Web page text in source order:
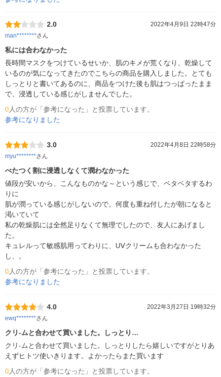
2.0
2022年4月9日 22時47分
man********さん
私には合わなかった
長時間マスクをつけているせいか、肌のキメが荒くなり、乾燥して
いるのが気になってきたのでこちらの商品を購入しました。とても
しっとりと書いてあるのに、商品をつけた後も肌はつっぱったまま
で、浸透している感じがしませんでした。
0人の方が「参考になった」と投票しています。
参考になりました
3.0
2022年4月8日 22時58分
myu********さん
べたつく割に浸透しなくて潤わなかった
値段が安いから、こんなものかな～という感じで、ベタベタするわ
りに
肌が潤っている感じがしないので。何度も重ね付したが朝になると
渇いていて
私の乾燥肌には全然足りなくて無理でしたので、友人にあげまし
た。
キュレルって敏感肌用ってわりに、UⅤクリームも合わなかった
し、。
0人の方が「参考になった」と投票しています。
参考になりました
4.0
2022年3月27日 19時32分
ewq********さん
クリ-ムと合わせて買いました。しっとり…
クリ-ムと合わせて買いました。しっとりしたら嬉しいですがとりあ
えずヒトツ使いきります。よかったらまた買います
0人の方が「参考になった」と投票しています。